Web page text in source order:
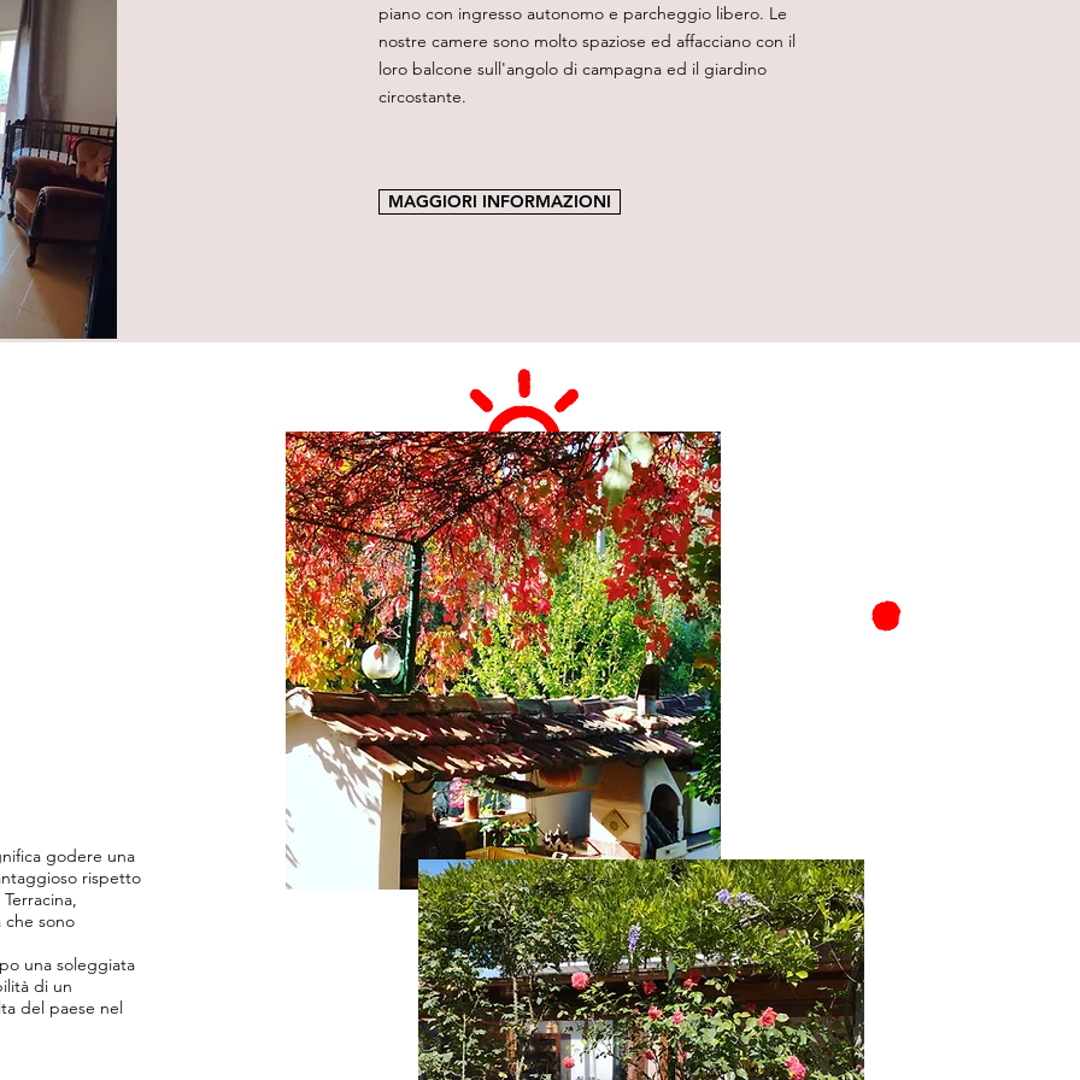
piano con ingresso autonomo e parcheggio libero. Le
nostre camere sono molto spaziose ed affacciano con il
loro balcone sull'angolo di campagna ed il giardino
circostante.
MAGGIORI INFORMAZIONI
godere una
rispetto
che sono
una soleggiata
di un
del paese nel